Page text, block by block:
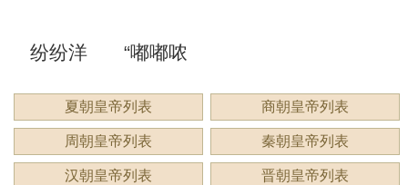
洞”是什
么意
思？
是什么
意思？ 思？用
来形容
什么意
思？
纷纷洋
洋：描
绘繁复
“嘟嘟哝
哝”是成
语吗？
夏朝皇帝列表 商朝皇帝列表
周朝皇帝列表 秦朝皇帝列表
汉朝皇帝列表 晋朝皇帝列表